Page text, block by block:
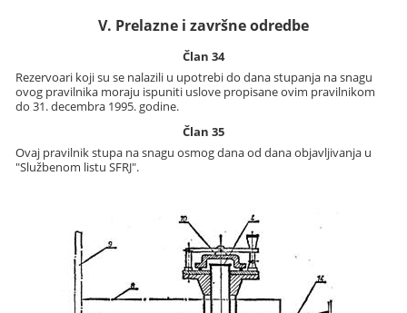
V. Prelazne i završne odredbe
Član 34
Rezervoari koji su se nalazili u upotrebi do dana stupanja na snagu
ovog pravilnika moraju ispuniti uslove propisane ovim pravilnikom
do 31. decembra 1995. godine.
Član 35
Ovaj pravilnik stupa na snagu osmog dana od dana objavljivanja u
"Službenom listu SFRJ".